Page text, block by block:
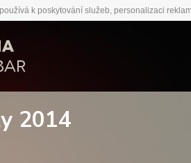
k poskytování služeb, personalizaci
2014